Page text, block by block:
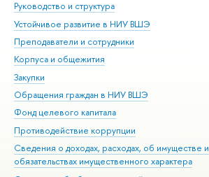
Руководство и структура
Устойчивое развитие в НИУ ВШЭ
Преподаватели и сотрудники
Корпуса и общежития
Закупки
Обращения граждан в НИУ ВШЭ
Фонд целевого капитала
Противодействие коррупции
Сведения о доходах, расходах, об имуществе и
обязательствах имущественного характера